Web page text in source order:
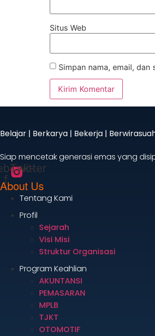
Situs Web
Simpan nama, email,
Belajar | Berkarya | Bekerja |
Siap mencetak generasi emas yang
f
Twitter
About Us
Tentang Kami
Profil
Sejarah
Visi Misi
Struktur Organisasi
Program Keahlian
AKUNTANSI
PEMASARAN
MPLB
TJKT
OTOMOTIF